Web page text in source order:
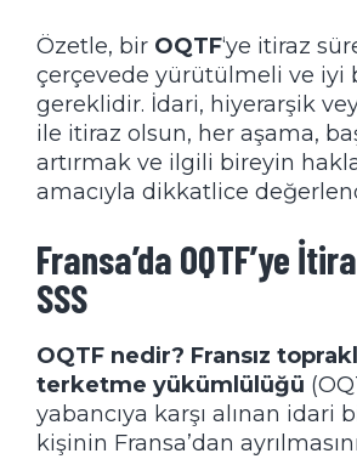
Özetle, bir OQTF‘ye itiraz
çerçevede yürütülmeli ve iyi
gereklidir. İdari, hiyerarşik
ile itiraz olsun, her aşama,
artırmak ve ilgili bireyin
amacıyla dikkatlice
Fransa’da OQTF’ye
SSS
OQTF nedir? Fransız
terketme yükümlülüğü
yabancıya karşı alınan idari
kişinin Fransa’dan